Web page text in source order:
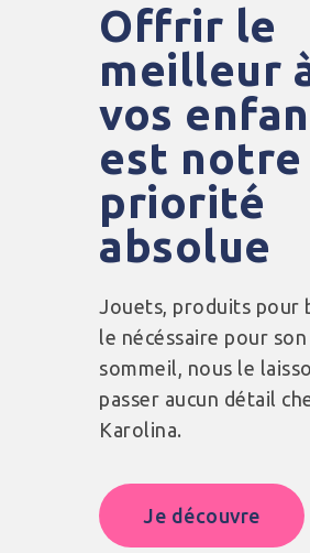
Offrir le
meilleur
vos
est notre
priorité
absolue
Jouets, produits pour
le nécéssaire pour son
sommeil, nous le
passer aucun détail
Karolina.
Je découvre